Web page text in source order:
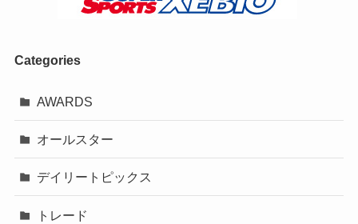
Categories
AWARDS
オールスター
デイリートピックス
トレード